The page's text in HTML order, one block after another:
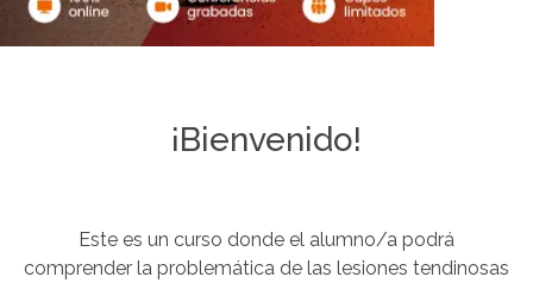
¡Bienvenido!
Este es un curso donde el alumno/a podrá
comprender la problemática de las lesiones tendinosas